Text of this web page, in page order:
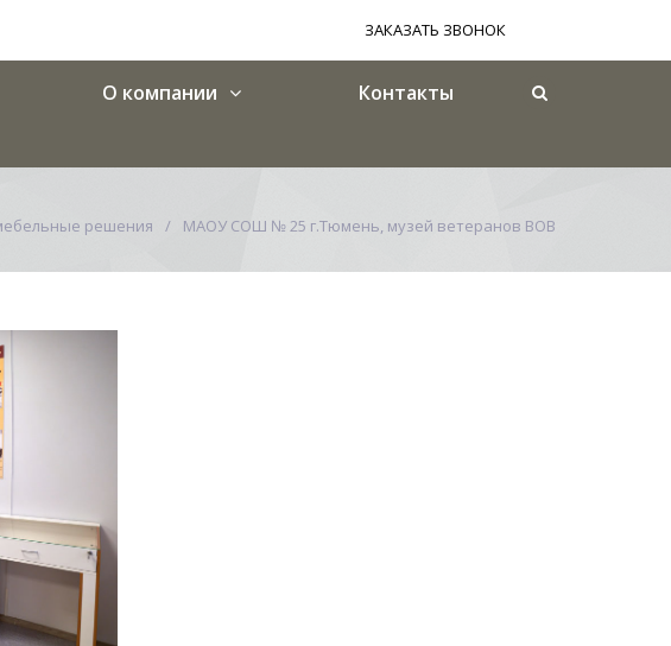
ЗАКАЗАТЬ ЗВОНОК
О компании Контакты
решения МАОУ СОШ № 25 г.Тюмень, музей ветеранов ВОВ